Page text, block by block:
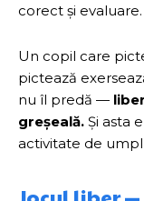
corect și evaluare.
Un copil care
pictează
nu îl predă —
greșeală. Și asta
activitate de